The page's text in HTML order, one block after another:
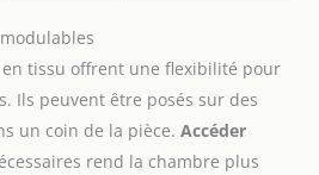
tissu offrent une flexibilité pour
Ils peuvent être posés sur des
un coin de la pièce. Accéder
rend la chambre plus